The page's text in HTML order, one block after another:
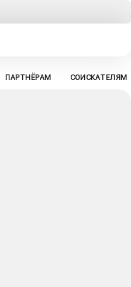
ПАРТНЁРАМ СОИСКАТЕЛЯМ